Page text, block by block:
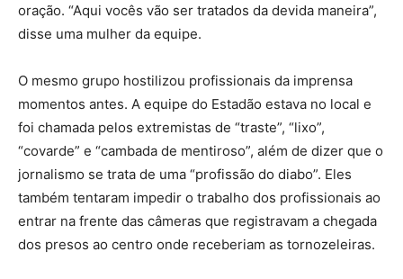
oração. “Aqui vocês vão ser tratados da devida maneira”,
disse uma mulher da equipe.
O mesmo grupo hostilizou profissionais da imprensa
momentos antes. A equipe do Estadão estava no local e
foi chamada pelos extremistas de “traste”, “lixo”,
“covarde” e “cambada de mentiroso”, além de dizer que o
jornalismo se trata de uma “profissão do diabo”. Eles
também tentaram impedir o trabalho dos profissionais ao
entrar na frente das câmeras que registravam a chegada
dos presos ao centro onde receberiam as tornozeleiras.